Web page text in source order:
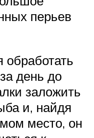
перьев
обработать
день до
заложить
и, найдя
место, он